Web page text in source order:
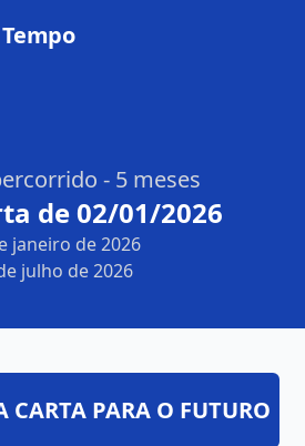
- 5 meses
de 02/01/2026
janeiro de 2026
julho de 2026
CARTA PARA O FUTURO